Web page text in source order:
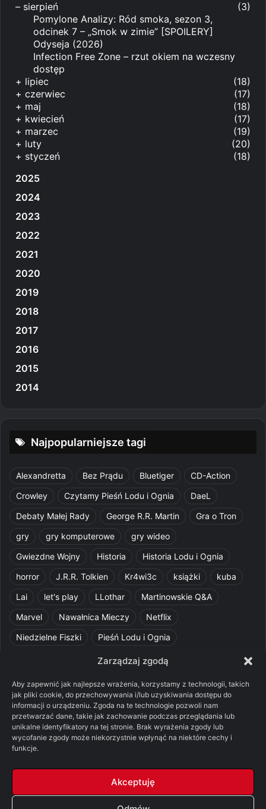
Zarządzaj zgodą
Aby zapewnić jak najlepsze wrażenia, korzystamy z technologii, takich
jak pliki cookie, do przechowywania i/lub uzyskiwania dostępu do
informacji o urządzeniu. Zgoda na te technologie pozwoli nam
przetwarzać dane, takie jak zachowanie podczas przeglądania lub
unikalne identyfikatory na tej stronie. Brak wyrażenia zgody lub
wycofanie zgody może niekorzystnie wpłynąć na niektóre cechy i
funkcje.
Akceptuję
– sierpień
(3)
Pomylone Analizy: Ród smoka, sezon 3,
odcinek 7 – „Smok w zimie” [SPOILERY]
Odyseja (2026)
Infection Free Zone – rzut okiem na wczesny
dostęp
+ lipiec
(18)
+ czerwiec
(17)
+ maj
(18)
+ kwiecień
(17)
+ marzec
(19)
+ luty
(20)
+ styczeń
(18)
2025
2024
2023
2022
2021
2020
2019
2018
2017
2016
2015
2014
Najpopularniejsze tagi
Alexandretta Bez Prądu Bluetiger
CD-Action
Crowley
Czytamy Pieśń Lodu i Ognia
DaeL
Debaty Małej Rady
George R.R. Martin
Gra o Tron
gry
gry komputerowe
gry wideo
Gwiezdne Wojny
Historia
Historia Lodu i Ognia
horror
J.R.R. Tolkien Kr4wi3c książki
kuba
Lai
let's play LLothar
Martinowskie Q&A
Marvel
Nawałnica Mieczy
Netflix
Niedzielne Fiszki
Pieśń Lodu i Ognia
Pquelim
Pytania do maesterów
recenzja książki
Ród Smoka Silmarillion
SithFrog
Starcie Królów
Star Wars
Szalone Teorie
Tolkienowskie Q&A
Voo
Wieści z Cytadeli